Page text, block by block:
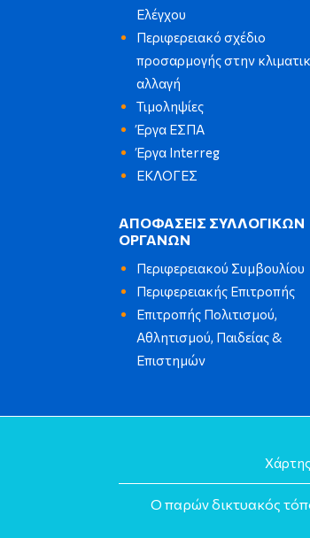
Ελέγχου
Περιφερειακό σχέδιο
προσαρμογής στην
αλλαγή
Τιμοληψίες
Έργα ΕΣΠΑ
Έργα Interreg
ΕΚΛΟΓΕΣ
ΑΠΟΦΑΣΕΙΣ ΣΥΛΛΟΓΙΚΩΝ
ΟΡΓΑΝΩΝ
Περιφερειακού Συμβουλίου
Περιφερειακής Επιτροπής
Επιτροπής Πολιτισμού,
Αθλητισμού, Παιδείας &
Επιστημών
Ο παρών δικτυακός